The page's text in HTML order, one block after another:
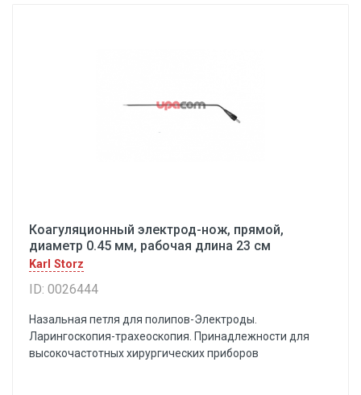
Коагуляционный электрод-нож, прямой,
диаметр 0.45 мм, рабочая длина 23 см
Karl Storz
ID: 0026444
Назальная петля для полипов-Электроды.
Ларингоскопия-трахеоскопия. Принадлежности для
высокочастотных хирургических приборов